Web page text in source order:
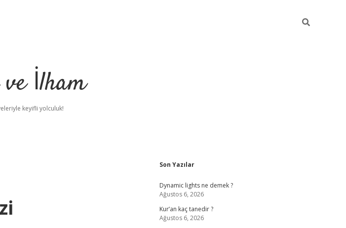
İlham
keyifli yolculuk!
Sidebar
Son Yazılar
Dynamic lights ne demek ?
Ağustos 6, 2026
Kur’an kaç tanedir ?
Ağustos 6, 2026